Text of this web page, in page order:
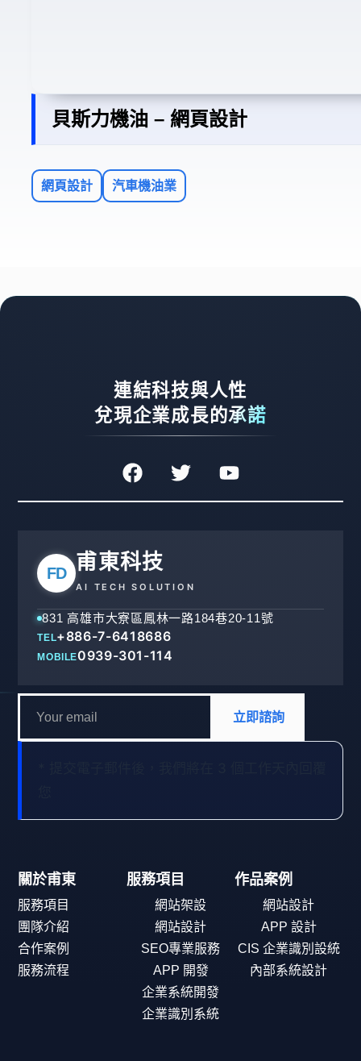
貝斯力機油 – 網頁設計
網頁設計 汽車機油業
連結科技與人性
兌現企業成長的承諾
FD 甫東科技
AI TECH SOLUTION
831 高雄市大寮區鳳林一路184巷20-11號
TEL+886-7-6418686
MOBILE0939-301-114
立即諮詢
關於甫東
服務項目
團隊介紹
合作案例
服務流程
服務項目
網站架設
網站設計
SEO專業服務
APP 開發
企業系統開發
企業識別系統
作品案例
網站設計
APP 設計
CIS 企業識別設統
內部系統設計